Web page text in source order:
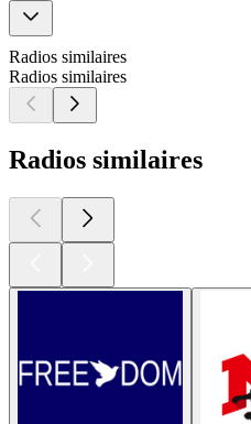
Radios similaires
Radios similaires
Radios similaires